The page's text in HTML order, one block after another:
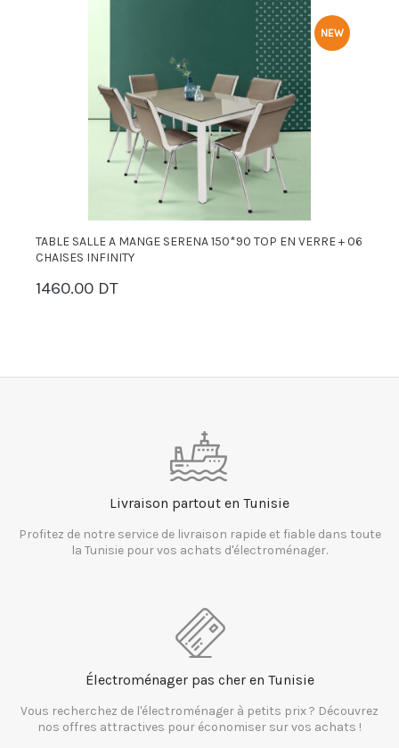
NEW
TABLE SALLE A MANGE SERENA 120X80 TOP EN VERRE +
06 CHAISES INFINITY
1360.00 DT
PANIER
Livraison partout en Tunisie
Profitez de notre service de livraison rapide et fiable dans toute
la Tunisie pour vos achats d'électroménager.
Électroménager pas cher en Tunisie
Vous recherchez de l'électroménager à petits prix ? Découvrez
nos offres attractives pour économiser sur vos achats !